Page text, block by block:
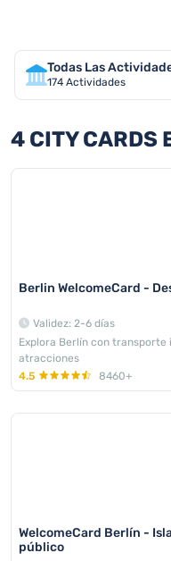
Todas Las
174 Actividades
4 CITY CARDS
Berlin WelcomeCard -
Validez: 2-6 días
Explora Berlín con
atracciones
4.5
8460+
WelcomeCard Berlín -
público